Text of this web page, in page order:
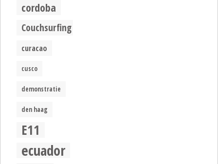
cordoba
Couchsurfing
curacao
cusco
demonstratie
den haag
E11
ecuador